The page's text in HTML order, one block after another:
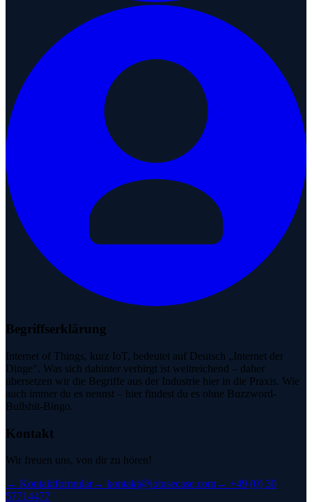
Begriffserklärung
Internet of Things, kurz IoT, bedeutet auf Deutsch „Internet der
Dinge". Was sich dahinter verbirgt ist weitreichend – daher
übersetzen wir die Begriffe aus der Industrie hier in die Praxis. Wie
auch immer du es nennst – hier findest du es ohne Buzzword-
Bullshit-Bingo.
Kontakt
Wir freuen uns, von dir zu hören!
→ Kontaktformular→ kontakt@iotusecase.com→ +49 (0) 30
57714477